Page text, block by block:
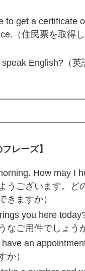
to get a certificate
（住民票を取得
English?（英
フレーズ】
How may I
うございます。ど
きますか）
you here
なご用件でしょう
have an
か）